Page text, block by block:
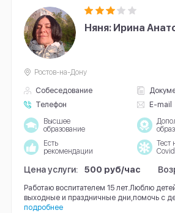
Няня: Ирина
Собеседование
Телефон
E-mail
Ростов-на-Дону
Высшее
образование
Есть
рекомендации
Тест
Цена услуги: 500 руб/час
Работаю воспитателем 15 лет.Люблю
выходные и праздничные дни,помочь с
подробнее